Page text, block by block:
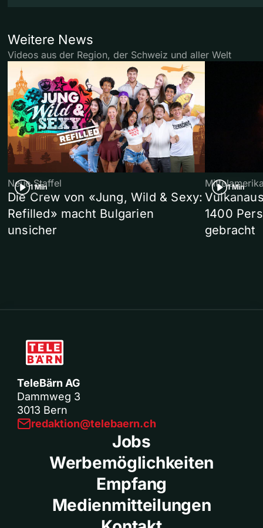
Weitere News
Videos aus der Region, der Schweiz und aller Welt
1 Min
Neue Staffel
Die Crew von «Jung, Wild & Sexy:
Refilled» macht Bulgarien
unsicher
1 Min
1400
gebracht
TeleBärn AG
Dammweg 3
3013 Bern
redaktion@telebaern.ch
Jobs
Werbemöglichkeiten
Empfang
Medienmitteilungen